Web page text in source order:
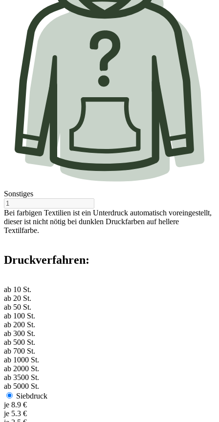
Sonstiges
Bei farbigen Textilien ist ein Unterdruck automatisch voreingestellt,
dieser ist nicht nötig bei dunklen Druckfarben auf hellere
Textilfarbe.
Druckverfahren:
ab 10 St.
ab 20 St.
ab 50 St.
ab 100 St.
ab 200 St.
ab 300 St.
ab 500 St.
ab 700 St.
ab 1000 St.
ab 2000 St.
ab 3500 St.
ab 5000 St.
Siebdruck
je 8.9 €
je 5.3 €